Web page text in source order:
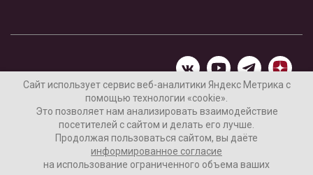
Материалы предоставлены редакцией Интернет-газеты
«Ваши новости»
Нашли ошибку? Выделите ее и нажмите Ctrl+Enter
Сайт использует сервис веб-аналитики Яндекс Метрика с
помощью технологии «cookie».
Это позволяет нам анализировать взаимодействие
посетителей с сайтом и делать его лучше.
Продолжая пользоваться сайтом, вы даёте
информированное согласие
на использование ограниченного объема ваших